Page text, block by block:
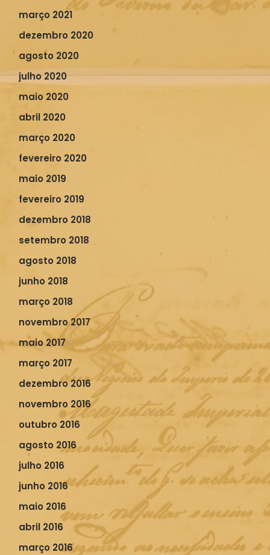
março 2021
dezembro 2020
agosto 2020
julho 2020
maio 2020
abril 2020
março 2020
fevereiro 2020
maio 2019
fevereiro 2019
dezembro 2018
setembro 2018
agosto 2018
junho 2018
março 2018
novembro 2017
maio 2017
março 2017
dezembro 2016
novembro 2016
outubro 2016
agosto 2016
julho 2016
junho 2016
maio 2016
abril 2016
março 2016